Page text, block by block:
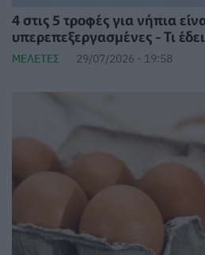
4 στις 5 τροφές για νήπια
υπερεπεξεργασμένες - Τι
ΜΕΛΈΤΕΣ 29/07/2026 - 19:58